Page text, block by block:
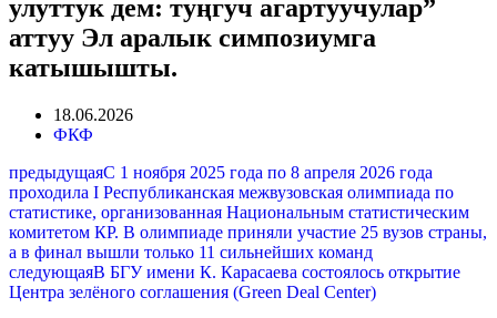
улуттук дем: туңгуч агартуучулар”
аттуу Эл аралык симпозиумга
катышышты.
18.06.2026
ФКФ
предыдущаяС 1 ноября 2025 года по 8 апреля 2026 года
проходила I Республиканская межвузовская олимпиада по
статистике, организованная Национальным статистическим
комитетом КР. В олимпиаде приняли участие 25 вузов страны,
а в финал вышли только 11 сильнейших команд
следующаяВ БГУ имени К. Карасаева состоялось открытие
Центра зелёного соглашения (Green Deal Center)